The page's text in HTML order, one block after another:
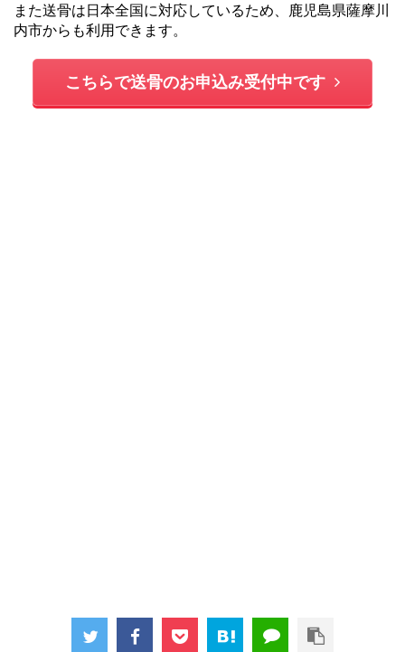
また送骨は日本全国に対応しているため、鹿児島県薩摩川
内市からも利用できます。
こちらで送骨のお申込み受付中です